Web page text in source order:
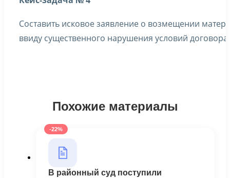
Составить исковое заявление о возмещении
ввиду существенного нарушения условий договора.
Похожие материалы
-22%
В районный суд поступили